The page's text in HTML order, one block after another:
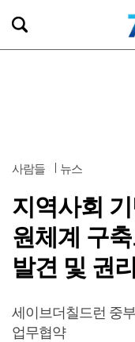
사람들 뉴스
지역사회
원체계 구
발견 및 권
세이브더칠드런 중
업무협약